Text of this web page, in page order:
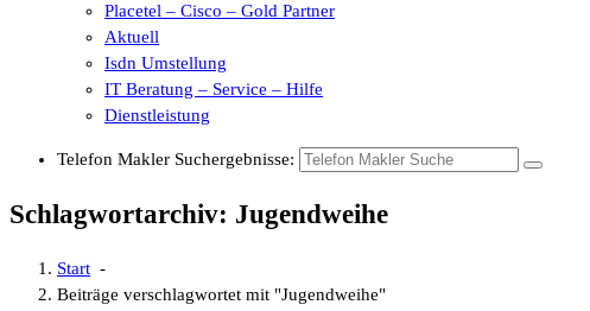
Placetel – Cisco – Gold Partner
Aktuell
Isdn Umstellung
IT Beratung – Service – Hilfe
Dienstleistung
Telefon Makler Suchergebnisse:
Schlagwortarchiv: Jugendweihe
Start -
Beiträge verschlagwortet mit "Jugendweihe"